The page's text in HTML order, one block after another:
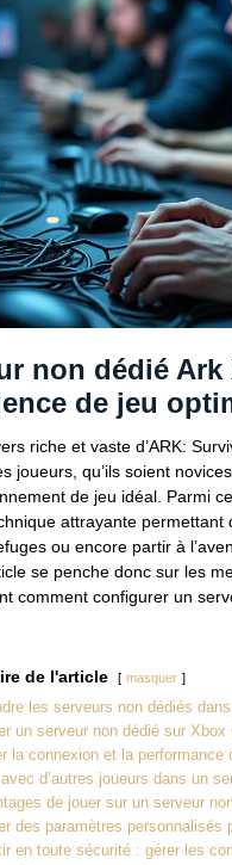
non dédié
de jeu
riche et vaste d’ARK:
joueurs, qu’ils soient
de jeu idéal. Parmi
attrayante
ou encore partir à
se penche donc sur les
comment configurer un
de l'article masquer
les serveurs non dédiés
un serveur non dédié sur Xbox
la connexion et la performance
avec d’autres joueurs dans un
de jouer sur un serveur
des paramètres personnalisés
en toute sécurité : gérer les